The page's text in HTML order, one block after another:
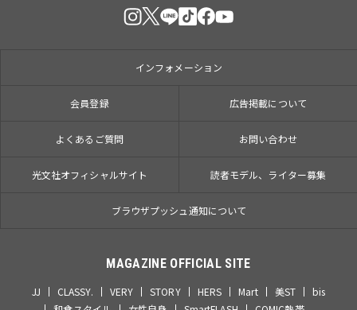
インフォメーション
会員登録 広告掲載について
よくあるご質問 お問い合わせ
光文社オフィシャルサイト 読者モデル、ライター募集
ブラウザプッシュ通知について
MAGAZINE OFFICIAL SITE
JJ CLASSY. VERY STORY HERS Mart 美ST
bis